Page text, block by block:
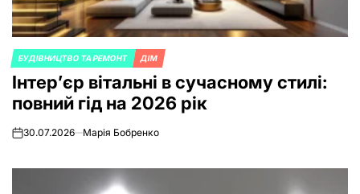
POSTED
IN
БУДІВНИЦТВО ТА РЕМОНТ ДІМ
Інтер’єр вітальні в сучасному стилі:
повний гід на 2026 рік
on30.07.2026 Марія Бобренко